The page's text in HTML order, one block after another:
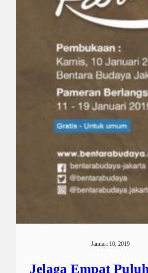
Januari 10, 2019
Jelaga Empat